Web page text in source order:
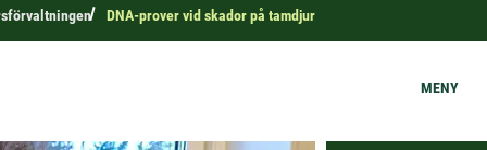
DNA-prover vid skador på tamdjur
MENY